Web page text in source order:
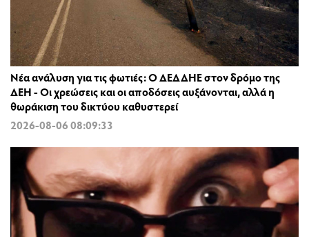
Νέα ανάλυση για τις φωτιές: Ο ΔΕΔΔΗΕ στον δρόμο της
ΔΕΗ - Οι χρεώσεις και οι αποδόσεις αυξάνονται, αλλά η
θωράκιση του δικτύου καθυστερεί
2026-08-06 08:09:33